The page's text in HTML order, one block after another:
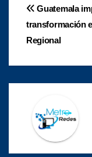
de
Guatemala
transformación
Regional